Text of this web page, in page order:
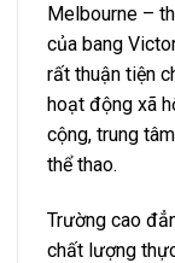
Melbourne –
của bang
rất thuận tiện
hoạt động xã
cộng, trung
thể thao.
Trường cao
chất lượng